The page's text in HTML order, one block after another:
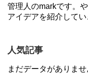
管理人のmarkです。
アイデアを紹介してい
人気記事
まだデータがありませ